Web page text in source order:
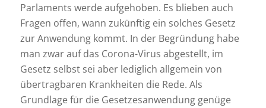
Parlaments werde aufgehoben. Es blieben auch
Fragen offen, wann zukünftig ein solches Gesetz
zur Anwendung kommt. In der Begründung habe
man zwar auf das Corona-Virus abgestellt, im
Gesetz selbst sei aber lediglich allgemein von
übertragbaren Krankheiten die Rede. Als
Grundlage für die Gesetzesanwendung genüge